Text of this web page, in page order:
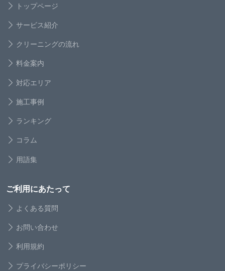
トップページ
サービス紹介
クリーニングの流れ
料金案内
対応エリア
施工事例
ランキング
コラム
用語集
ご利用にあたって
よくある質問
お問い合わせ
利用規約
プライバシーポリシー